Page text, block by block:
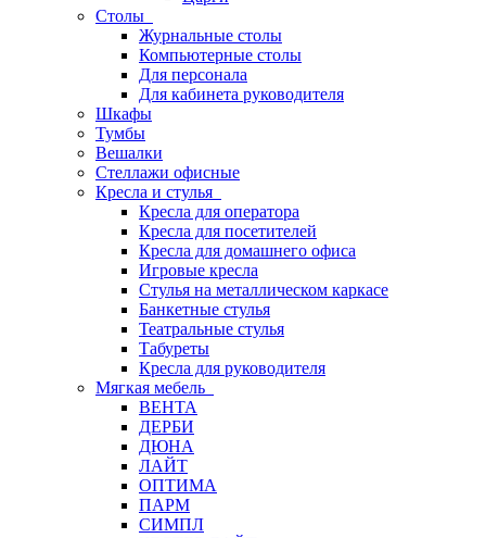
Столы
Журнальные столы
Компьютерные столы
Для персонала
Для кабинета руководителя
Шкафы
Тумбы
Вешалки
Стеллажи офисные
Кресла и стулья
Кресла для оператора
Кресла для посетителей
Кресла для домашнего офиса
Игровые кресла
Стулья на металлическом каркасе
Банкетные стулья
Театральные стулья
Табуреты
Кресла для руководителя
Мягкая мебель
ВЕНТА
ДЕРБИ
ДЮНА
ЛАЙТ
ОПТИМА
ПАРМ
СИМПЛ